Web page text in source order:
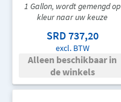
1 Gallon, wordt gemengd op
kleur naar uw keuze
SRD 737,20
excl. BTW
Alleen beschikbaar in
de winkels